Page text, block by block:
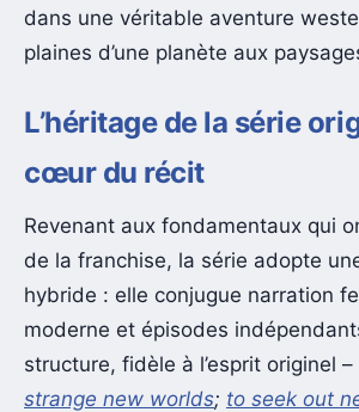
dans une véritable aventure
plaines d’une planète aux
L’héritage de la série
cœur du récit
Revenant aux fondamentaux qui
de la franchise, la série adopte
hybride : elle conjugue narration
moderne et épisodes
structure, fidèle à l’esprit originel –
strange new worlds; to seek out